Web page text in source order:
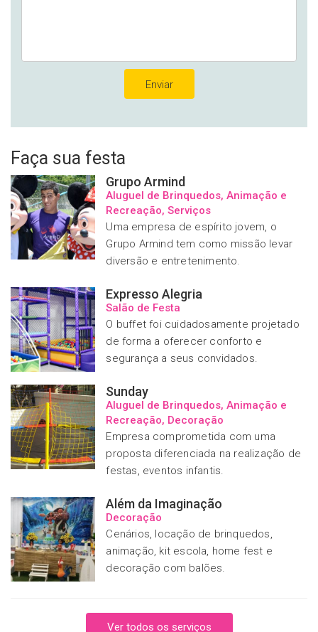
Faça sua festa
Grupo Armind
Aluguel de Brinquedos, Animação e
Recreação, Serviços
Uma empresa de espírito jovem, o
Grupo Armind tem como missão levar
diversão e entretenimento.
Expresso Alegria
Salão de Festa
O buffet foi cuidadosamente projetado
de forma a oferecer conforto e
segurança a seus convidados.
Sunday
Aluguel de Brinquedos, Animação e
Recreação, Decoração
Empresa comprometida com uma
proposta diferenciada na realização de
festas, eventos infantis.
Além da Imaginação
Decoração
Cenários, locação de brinquedos,
animação, kit escola, home fest e
decoração com balões.
Ver todos os serviços